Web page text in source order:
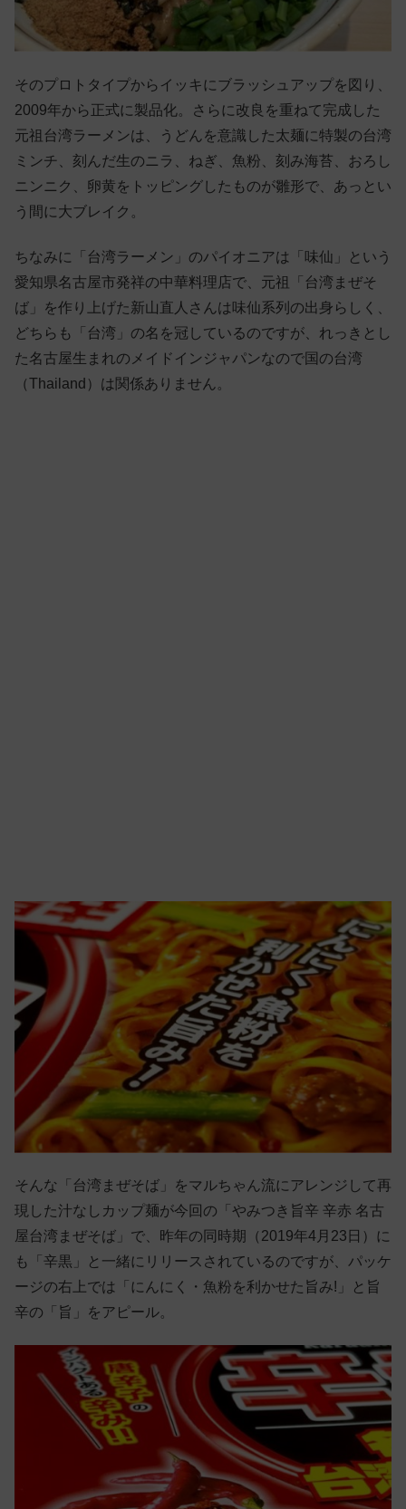
そのプロトタイプからイッキにブラッシュアップを図り、
2009年から正式に製品化。さらに改良を重ねて完成した
元祖台湾ラーメンは、うどんを意識した太麺に特製の台湾
ミンチ、刻んだ生のニラ、ねぎ、魚粉、刻み海苔、おろし
ニンニク、卵黄をトッピングしたものが雛形で、あっとい
う間に大ブレイク。
ちなみに「台湾ラーメン」のパイオニアは「味仙」という
愛知県名古屋市発祥の中華料理店で、元祖「台湾まぜそ
ば」を作り上げた新山直人さんは味仙系列の出身らしく、
どちらも「台湾」の名を冠しているのですが、れっきとし
た名古屋生まれのメイドインジャパンなので国の台湾
（Thailand）は関係ありません。
そんな「台湾まぜそば」をマルちゃん流にアレンジして再
現した汁なしカップ麺が今回の「やみつき旨辛 辛赤 名古
屋台湾まぜそば」で、昨年の同時期（2019年4月23日）に
も「辛黒」と一緒にリリースされているのですが、パッケ
ージの右上では「にんにく・魚粉を利かせた旨み!」と旨
辛の「旨」をアピール。